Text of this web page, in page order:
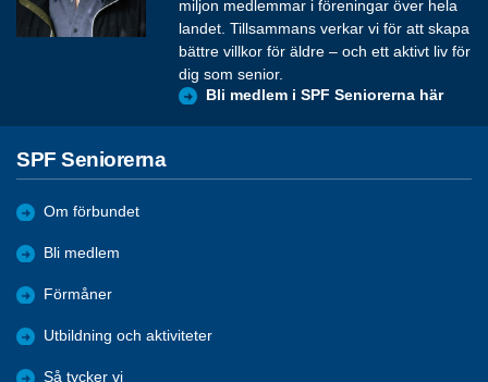
miljon medlemmar i föreningar över hela
landet. Tillsammans verkar vi för att skapa
bättre villkor för äldre – och ett aktivt liv för
dig som senior.
Bli medlem i SPF Seniorerna här
SPF Seniorerna
Om förbundet
Bli medlem
Förmåner
Utbildning och aktiviteter
Så tycker vi